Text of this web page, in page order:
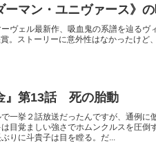
ーマン・ユニヴァース》の
ヴェル最新作、吸血鬼の系譜を辿る
。ストーリーに意外性はなかったけど
』第13話 死の胎動
で一挙２話放送だったんですが、通例
目覚ましい強さでホムンクルスを圧
りに斗貴子は目を瞠る。だ...